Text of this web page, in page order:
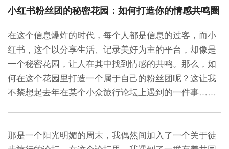
小红书粉丝团的秘密花园：如何打造你的情感共鸣圈
在这个信息爆炸的时代，每个人都是信息的过客，而小
红书，这个以分享生活、记录美好为主的平台，却像是
一个秘密花园，让人在其中找到情感的共鸣。那么，如
何在这个花园里打造一个属于自己的粉丝团呢？这让我
不禁想起去年在某个小众旅行论坛上遇到的一件事……
那是一个阳光明媚的周末，我偶然间加入了一个关于徒